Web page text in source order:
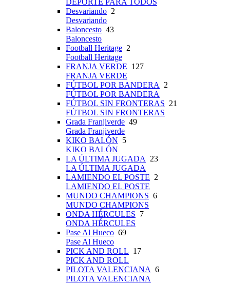
DEPORTE PARA TODOS
Desvariando 2
Desvariando
Baloncesto 43
Baloncesto
Football Heritage 2
Football Heritage
FRANJA VERDE 127
FRANJA VERDE
FÚTBOL POR BANDERA
2
FÚTBOL POR BANDERA
FÚTBOL SIN FRONTERAS 21
FÚTBOL SIN FRONTERAS
Grada Franjiverde 49
Grada Franjiverde
KIKO BALÓN 5
KIKO BALÓN
LA ÚLTIMA JUGADA
23
LA ÚLTIMA JUGADA
LAMIENDO EL POSTE 2
LAMIENDO EL POSTE
MUNDO CHAMPIONS 6
MUNDO CHAMPIONS
ONDA HÉRCULES 7
ONDA HÉRCULES
Pase Al Hueco 69
Pase Al Hueco
PICK AND ROLL 17
PICK AND ROLL
PILOTA VALENCIANA 6
PILOTA VALENCIANA